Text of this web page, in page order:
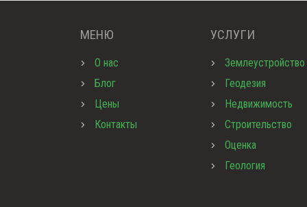
МЕНЮ
О нас
Блог
Цены
Контакты
УСЛУГИ
Землеустройство
Геодезия
Недвижимость
Строительство
Оценка
Геология